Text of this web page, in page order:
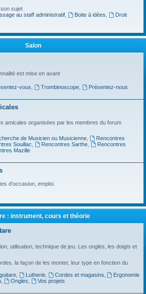
sujet
au staff administratif, Boite à idées
Droit
Salon
est mise en avant
vous Trombinoscope,
Présentez-nous
amicales organisées par les membres du forum
de Musicien ou Musicienne,
Rencontres
Souillac Rencontres Sarthe,
Rencontres
Mazille
d'occasion, emploi.
: instrument, cours et théorie
utilisation, technique de jeu. Les ongles, les doigts et
la façon de les monter, leur type en fonction du
, Lutherie, Cordes et magasins
Ergonomie
Ongles
Vos projets